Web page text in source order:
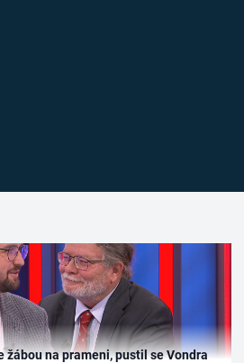
žábou na prameni, pustil se Vondra